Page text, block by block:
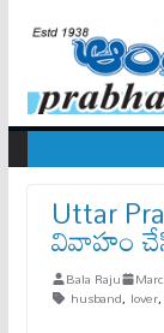
Uttar
వివాహం
Bala Raju
husband, lover,